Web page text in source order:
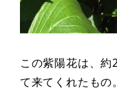
この紫陽花は、
て来てくれたもの。